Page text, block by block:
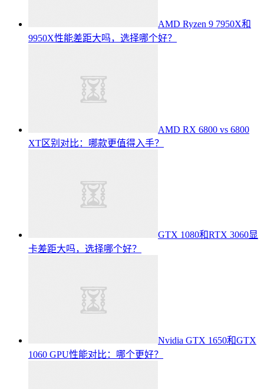
AMD Ryzen 9 7950X和
9950X性能差距大吗，选择哪个好？
AMD RX 6800 vs 6800
XT区别对比：哪款更值得入手？
GTX 1080和RTX 3060显
卡差距大吗，选择哪个好？
Nvidia GTX 1650和GTX
1060 GPU性能对比：哪个更好？